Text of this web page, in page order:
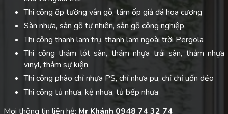
Thi công ốp tường vân gỗ, tấm ốp giả đá hoa cương
Sàn nhựa, sàn gỗ tự nhiên, sàn gỗ công nghiệp
Thi công thanh lam trụ, thanh lam ngoài trời Pergola
Thi công thảm lót sàn, thảm nhựa trải sàn, thảm nhựa
vinyl, thảm sự kiện
Thi công phào chỉ nhựa PS, chỉ nhựa pu, chỉ chỉ uốn dẻo
Thi công tủ nhựa, kệ nhựa, tủ bếp nhựa
Mọi thông tin liên hệ: Mr Khánh 0948 74 32 74